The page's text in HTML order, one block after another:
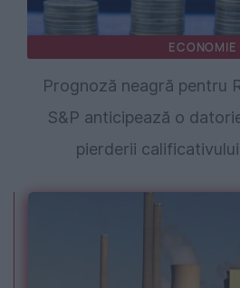
ECONOMIE
Prognoză neagră pentru
S&P anticipează o
pierderii